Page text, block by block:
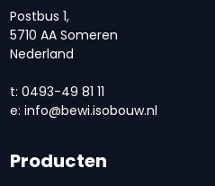
Postbus 1,
5710 AA Someren
Nederland
t: 0493-49 81 11
e: info@bewi.isobouw.nl
Producten